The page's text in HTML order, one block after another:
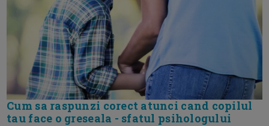
Cum sa raspunzi corect atunci cand copilul
tau face o greseala - sfatul psihologului